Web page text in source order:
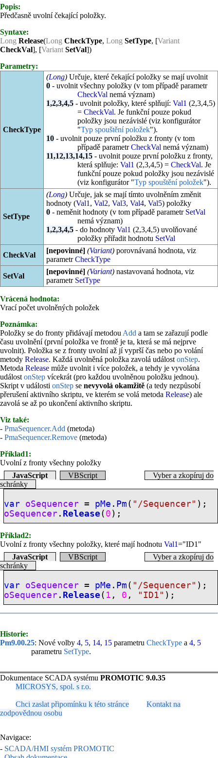
Popis:
Předčasně uvolní čekající položky.
Syntaxe:
Long Release(Long CheckType, Long SetType, [Variant
CheckVal], [Variant SetVal])
Parametry:
CheckType
(Long)Určuje, které čekající položky se mají uvolnit
0- uvolnit všechny položky (v tom případě parametr
CheckVal nemá význam)
1,2,3,4,5- uvolnit položky, které splňují: Val1 (2,3,4,5)
= CheckVal. Je funkční pouze pokud
položky jsou nezávislé (viz konfigurátor
"Typ spouštění položek").
10- uvolnit pouze první položku z fronty (v tom
případě parametrCheckVal nemá význam)
11,12,13,14,15- uvolnit pouze první položku z fronty,
která splňuje: Val1 (2,3,4,5) = CheckVal. Je
funkční pouze pokud položky jsou nezávislé
(viz konfigurátor "Typ spouštění položek").
SetType
(Long)Určuje, jak se mají tímto uvolněním změnit
hodnoty (Val1 , Val2, Val3, Val4, Val5) položky
0- neměnit hodnoty (v tom případě parametr SetVal
nemá význam)
1,2,3,4,5- do hodnoty Val1 (2,3,4,5) uvolňované
položky přiřadit hodnotu SetVal
CheckVal
[nepovinné] (Variant)porovnávaná hodnota, viz
parametrCheckType
SetVal
[nepovinné] (Variant)nastavovaná hodnota, viz
parametr SetType
Vrácená hodnota:
Vrací počet uvolněných položek
Poznámka:
Položky se do fronty přidávají metodou Add a tam se zařazují podle
času uvolnění (první položka ve frontě je ta, která se má nejprve
uvolnit). Položka se z fronty uvolní až jí vyprší čas nebo po volání
metody Release. Každá uvolněná položka zavolá událost onStep.
Metoda Release může uvolnit i více položek, a tehdy je vyvolána
událost onStep vícekrát (pro každou uvolněnou položku jednou).
Skript v události onStep se nevyvolá okamžitě (a tedy nezpůsobí
přerušení aktivního skriptu, ve kterém se volá metoda Release) ale
zavolá se až po ukončení aktivního skriptu.
Viz také:
- PmaSequencer.Add (metoda)
- PmaSequencer.Remove (metoda)
Příklad1:
Uvolní z fronty všechny položky
JavaScript
VBScript
Vyber a zkopíruj do
schránky
var oSequencer = pMe . Pm ( "/Sequencer" );
oSequencer . Release ( 0 );
Příklad2:
Uvolní z fronty všechny položky, které mají hodnotu Val1="ID1"
JavaScript
VBScript
Vyber a zkopíruj do
schránky
var oSequencer = pMe . Pm ( "/Sequencer" );
oSequencer . Release ( 1 , 0 , "ID1" );
Historie:
Pm9.00.25: Nové volby 4, 5, 14, 15 parametru CheckType a 4, 5
parametru SetType.
Dokumentace SCADA systému PROMOTIC 9.0.35
MICROSYS, spol. s r.o.
Chci zaslat připomínku k této stránce
Kontakt na
zodpovědnou osobu
Navigace:
- SCADA/HMI systém PROMOTIC